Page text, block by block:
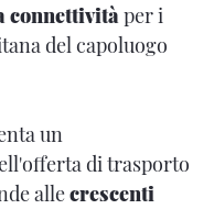
connettivitàper i
del capoluogo
un
di trasporto
allecrescenti